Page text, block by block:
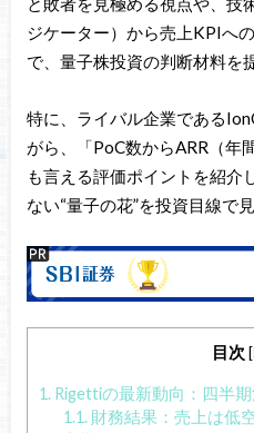
ジケーター）から売上KPIへ
で、量子株投資の判断材料を
特に、ライバル企業である
がら、「PoC数からARR（年
も言える評価ポイントを紹介
ない“量子の花”を投資目線で
目次 [
1.Rigettiの最新動向：四半
1.1.財務結果：売上は低